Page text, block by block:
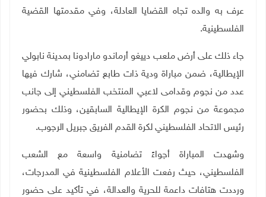
عرف به والده تجاه القضايا العادلة، وفي مقدمتها القضية
الفلسطينية.
جاء ذلك على أرض ملعب دييغو أرماندو مارادونا بمدينة نابولي
الإيطالية، ضمن مباراة ودية ذات طابع تضامني، شارك فيها
عدد من نجوم وقدامى لاعبي المنتخب الفلسطيني إلى جانب
مجموعة من نجوم الكرة الإيطالية السابقين، وذلك بحضور
رئيس الاتحاد الفلسطيني لكرة القدم الفريق جبريل الرجوب.
وشهدت المباراة أجواءً تضامنية واسعة مع الشعب
الفلسطيني، حيث رفعت الأعلام الفلسطينية في المدرجات،
ورددت هتافات داعمة للحرية والعدالة، في تأكيد على حضور